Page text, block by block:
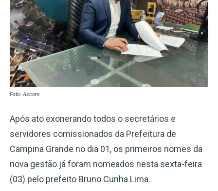
Foto: Ascom
Após ato exonerando todos o secretários e
servidores comissionados da Prefeitura de
Campina Grande no dia 01, os primeiros nomes da
nova gestão já foram nomeados nesta sexta-feira
(03) pelo prefeito Bruno Cunha Lima.